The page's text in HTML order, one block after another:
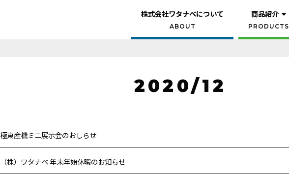
株式会社ワタナベについて
ABOUT
商品紹介
PRODUCTS
2020/12
極東産機ミニ展示会のおしらせ
（株）ワタナベ 年末年始休暇のお知らせ